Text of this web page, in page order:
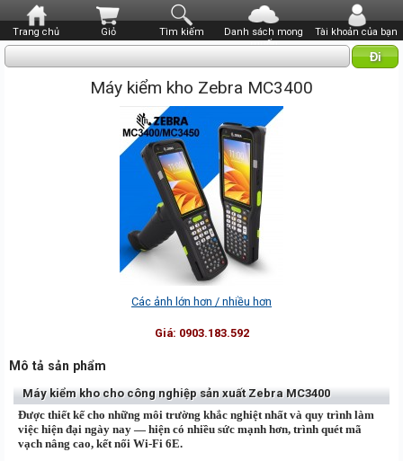
Trang chủ Giỏ Tìm kiếm
Danh sách mong
muốn
Tài khoản của bạn
Máy kiểm kho Zebra MC3400
Các ảnh lớn hơn / nhiều hơn
Giá: 0903.183.592
Mô tả sản phẩm
Máy kiểm kho cho công nghiệp sản xuất Zebra MC3400
Được thiết kế cho những môi trường khắc nghiệt nhất và quy trình làm
việc hiện đại ngày nay — hiện có nhiều sức mạnh hơn, trình quét mã
vạch nâng cao, kết nối Wi-Fi 6E.